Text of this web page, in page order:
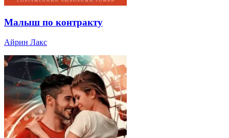
Малыш по контракту
Айрин Лакс